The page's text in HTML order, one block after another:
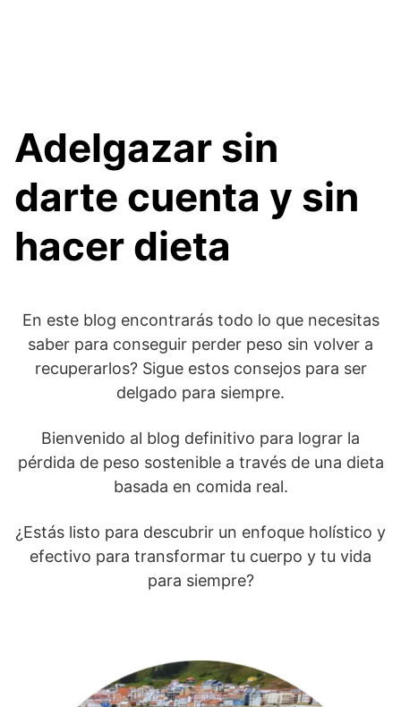
Adelgazar sin
darte cuenta y sin
hacer dieta
En este blog encontrarás todo lo que necesitas
saber para conseguir perder peso sin volver a
recuperarlos? Sigue estos consejos para ser
delgado para siempre.
Bienvenido al blog definitivo para lograr la
pérdida de peso sostenible a través de una dieta
basada en comida real.
¿Estás listo para descubrir un enfoque holístico y
efectivo para transformar tu cuerpo y tu vida
para siempre?